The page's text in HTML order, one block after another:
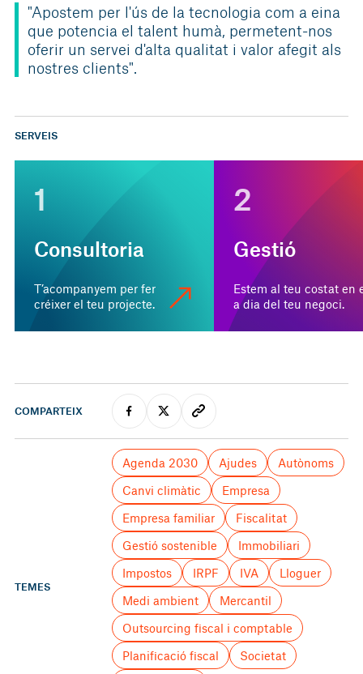
"Apostem per l'ús de la tecnologia com a eina
que potencia el talent humà, permetent-nos
oferir un servei d'alta qualitat i valor afegit als
nostres clients".
SERVEIS
1
Consultoria
T’acompanyem per fer
créixer el teu projecte.
2
Gestió
Estem al teu costat en
a dia del teu negoci.
COMPARTEIX
TEMES
Agenda 2030 Ajudes
Autònoms
Canvi climàtic
Empresa
Empresa familiar
Fiscalitat
Gestió sostenible
Immobiliari
Impostos
IRPF IVA
Lloguer
Medi ambient
Mercantil
Outsourcing fiscal i comptable
Planificació fiscal
Societat